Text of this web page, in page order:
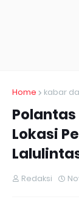
Home kabar
Lokasi
Redaksi